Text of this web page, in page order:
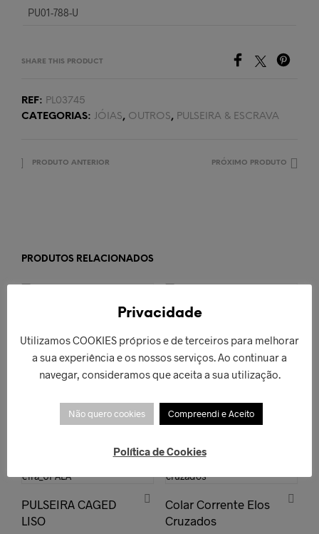
PU01-788-U
SHARE THIS PRODUCT
REF: PL03745
CATEGORIAS: JÓIAS, OUTROS, PULSEIRA & ESCRAVA
PRODUTO ANTERIOR PRÓXIMO PRODUTO
PRODUTOS RELACIONADOS
Relógio Slim Cinza
Aço IP D.Rosa
ADICIONAR
Brincos Euphoria
PDPAOLA
€79,00
LER MAIS
PULSEIRA CAGED
LISO
Colar Corrente Elos
Cruzados
Privacidade
Utilizamos COOKIES próprios e de terceiros para melhorar
a sua experiência e os nossos serviços. Ao continuar a
navegar, consideramos que aceita a sua utilização.
Não quero cookies Compreendi e Aceito
Política de Cookies